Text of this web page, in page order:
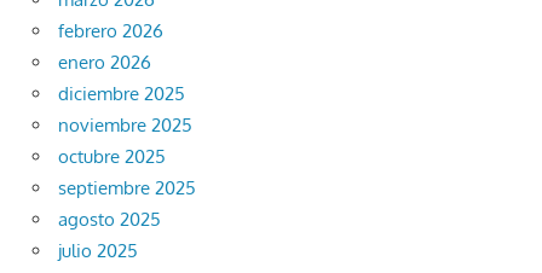
febrero 2026
enero 2026
diciembre 2025
noviembre 2025
octubre 2025
septiembre 2025
agosto 2025
julio 2025